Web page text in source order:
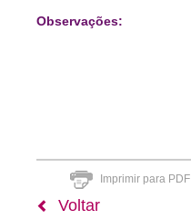
Observações:
Imprimir para PDF
Voltar